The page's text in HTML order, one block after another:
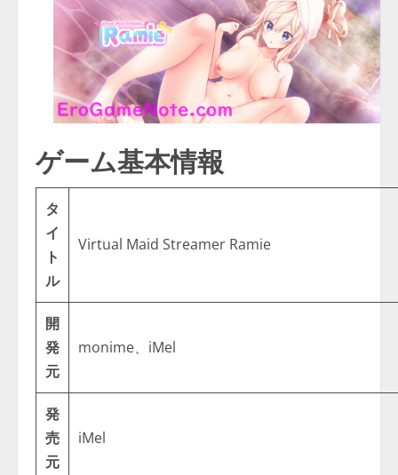
ゲーム基本情報
タ
イ
ト
ル
Virtual Maid Streamer Ramie
開
発
元
monime、iMel
発
売
元
iMel